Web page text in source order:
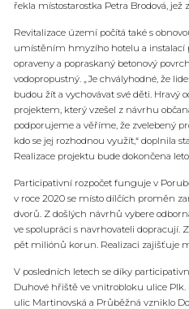
řekla místostarostka Petra Brodová, jež
Revitalizace území počítá také s
umístěním hmyzího hotelu a instalací
opraveny a popraskaný betonový
vodopropustný. „Je chvályhodné, že
budou žít a vychovávat své děti. Hravý
projektem, který vzešel z návrhu
podporujeme a věříme, že zvelebený
kdo se jej rozhodnou využít,“ doplnila
Realizace projektu bude dokončena
Participativní rozpočet funguje v
v roce 2020 se místo dílčích proměn
dvorů. Z došlých návrhů vybere
ve spolupráci s navrhovateli dopracují.
pět miliónů korun. Realizaci zajišťuje
V posledních letech se díky
Duhové hřiště ve vnitrobloku ulice
ulic Martinovská a Průběžná vzniklo